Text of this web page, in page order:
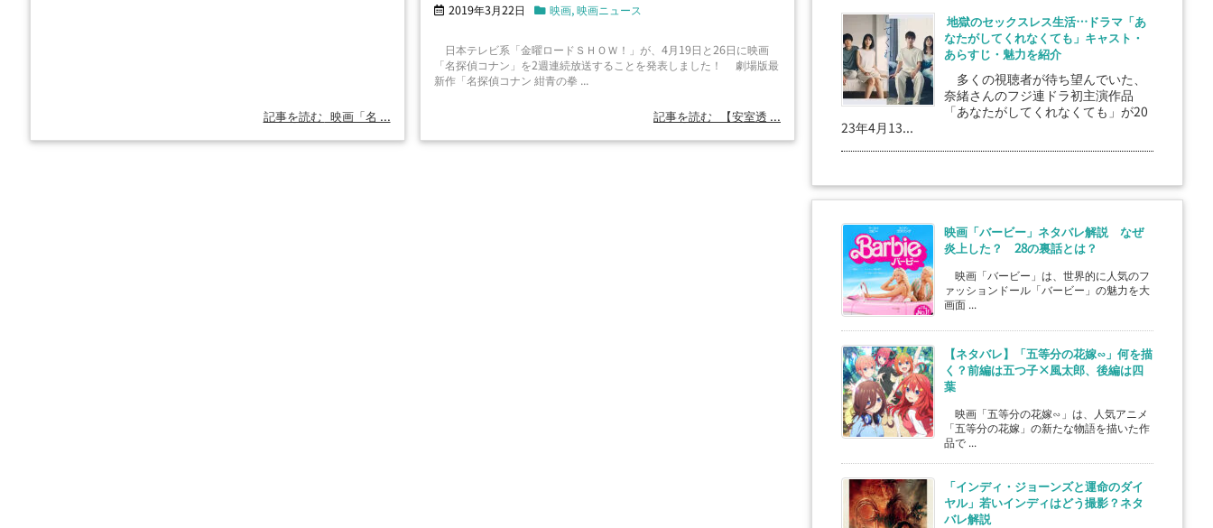
記事を読む 映画「名 ...
2019年3月22日 映画,映画ニュース
日本テレビ系「金曜ロードＳＨＯＷ！」が、4月19日と26日に映画
「名探偵コナン」を2週連続放送することを発表しました！ 劇場版最
新作「名探偵コナン 紺青の拳 ...
記事を読む 【安室透 ...
地獄のセックスレス生活…ドラマ「あ
なたがしてくれなくても」キャスト・
あらすじ・魅力を紹介
多くの視聴者が待ち望んでいた、
奈緒さんのフジ連ドラ初主演作品
「あなたがしてくれなくても」が20
23年4月13...
映画「バービー」ネタバレ解説 なぜ
炎上した？ 28の裏話とは？
映画「バービー」は、世界的に人気のフ
ァッションドール「バービー」の魅力を大
画面 ...
【ネタバレ】「五等分の花嫁∽」何を描
く？前編は五つ子×風太郎、後編は四
葉
映画「五等分の花嫁∽」は、人気アニメ
「五等分の花嫁」の新たな物語を描いた作
品で ...
「インディ・ジョーンズと運命のダイ
ヤル」若いインディはどう撮影？ネタ
バレ解説